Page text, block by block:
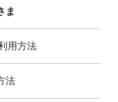
ま
用方法
法